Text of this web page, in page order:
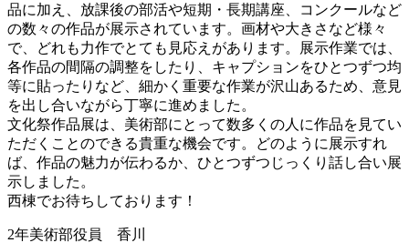
品に加え、放課後の部活や短期・長期講座、コンクールなど
の数々の作品が展示されています。画材や大きさなど様々
で、どれも力作でとても見応えがあります。展示作業では、
各作品の間隔の調整をしたり、キャプションをひとつずつ均
等に貼ったりなど、細かく重要な作業が沢山あるため、意見
を出し合いながら丁寧に進めました。
文化祭作品展は、美術部にとって数多くの人に作品を見てい
ただくことのできる貴重な機会です。どのように展示すれ
ば、作品の魅力が伝わるか、ひとつずつじっくり話し合い展
示しました。
西棟でお待ちしております！
2年美術部役員 香川